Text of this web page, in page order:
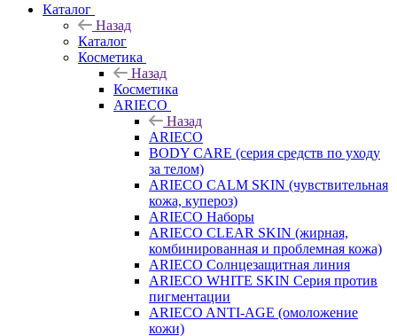
Каталог
Назад
Каталог
Косметика
Назад
Косметика
ARIECO
Назад
ARIECO
BODY CARE (серия средств по уходу
за телом)
ARIECO CALM SKIN (чувствительная
кожа, купероз)
ARIECO Наборы
ARIECO CLEAR SKIN (жирная,
комбинированная и проблемная кожа)
ARIECO Солнцезащитная линия
ARIECO WHITE SKIN Серия против
пигментации
ARIECO ANTI-AGE (омоложение
кожи)